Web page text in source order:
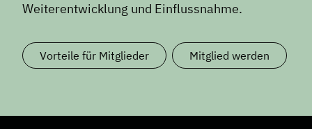
Weiterentwicklung und Einflussnahme.
Vorteile für Mitglieder Mitglied werden